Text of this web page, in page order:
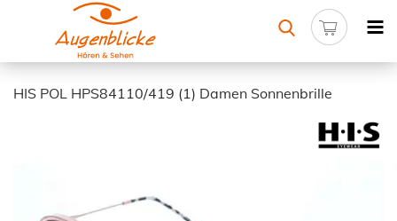
HIS POL HPS84110/419 (1) Damen Sonnenbrille